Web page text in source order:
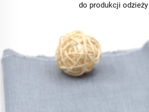
do produkcji odzieży